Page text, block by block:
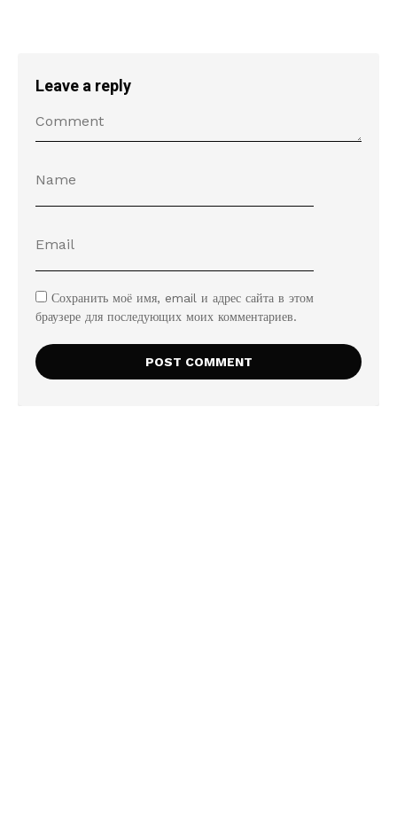
Leave a reply
Сохранить моё имя, email и адрес сайта в этом
браузере для последующих моих комментариев.